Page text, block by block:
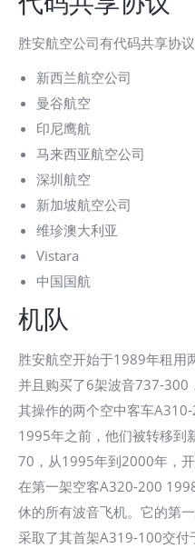
胜安航空公司有代码共享协
新西兰航空公司
曼谷航空
印尼鹰航
马来西亚航空公司
深圳航空
新加坡航空公司
维珍澳大利亚
Vistara
中国国航
机队
胜安航空开始于1989年租用
并且购买了6架波音737-300
其操作的两个空中客车
1995年之前，他们被转移到
70，从1995年到2000年，
在第一架空客A320-200
休的所有波音飞机。它的第
采取了其首架A319-100交